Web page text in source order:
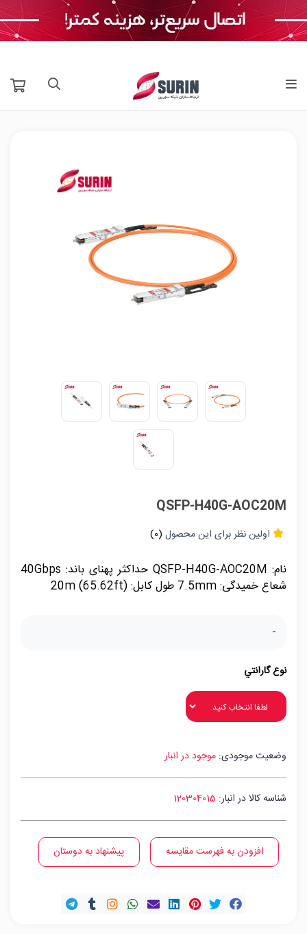
QSFP-H40G-AOC20M
اولین نظر برای این محصول (0)
نام: QSFP-H40G-AOC20M حداکثر پهنای باند: 40Gbps
شعاع خمیدگی: 7.5mm طول کابل: 20m (65.62ft)
-
نوع گارانتي
وضعیت موجودی: موجود در انبار
شناسه کالا در انبار: 120304015
افزودن به فهرست مقایسه پیشنهاد به دوستان